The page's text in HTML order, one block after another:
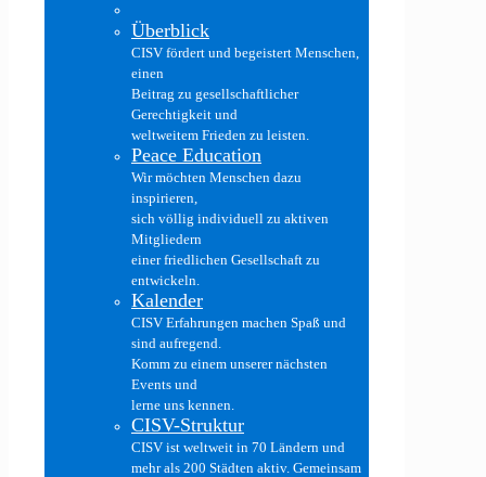
Überblick
CISV fördert und begeistert Menschen,
einen
Beitrag zu gesellschaftlicher
Gerechtigkeit und
weltweitem Frieden zu leisten.
Peace Education
Wir möchten Menschen dazu
inspirieren,
sich völlig individuell zu aktiven
Mitgliedern
einer friedlichen Gesellschaft zu
entwickeln.
Kalender
CISV Erfahrungen machen Spaß und
sind aufregend.
Komm zu einem unserer nächsten
Events und
lerne uns kennen.
CISV-Struktur
CISV ist weltweit in 70 Ländern und
mehr als 200 Städten aktiv. Gemeinsam